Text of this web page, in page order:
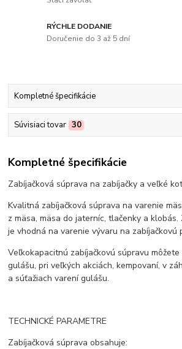
RÝCHLE DODANIE
Doručenie do 3 až 5 dní
Kompletné špecifikácie
Súvisiaci tovar 30
Kompletné špecifikácie
Zabíjačková súprava na zabíjačky a veľké
Kvalitná zabíjačková súprava na varenie
z mäsa, mäsa do jaterníc, tlačenky a klobás.
je vhodná na varenie vývaru na zabíjačkovú
Veľkokapacitnú zabíjačkovú súpravu
gulášu, pri veľkých akciách, kempovaní, v
a súťažiach varení gulášu.
TECHNICKÉ PARAMETRE
Zabíjačková súprava obsahuje: